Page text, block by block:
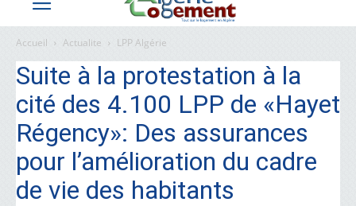
Accueil Actualite LPP Algérie
Suite à la protestation à la
cité des 4.100 LPP de «Hayet
Régency»: Des assurances
pour l’amélioration du cadre
de vie des habitants